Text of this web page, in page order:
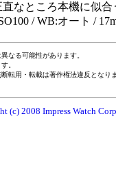
なところ本機に似
/ WB:オート /
なる可能性があります。
。
転用・転載は著作権法違反とな
(c) 2008 Impress Watch